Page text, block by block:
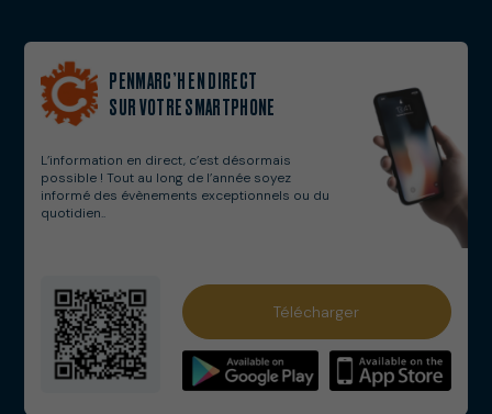
PENMARC’H EN DIRECT
SUR VOTRE SMARTPHONE
L’information en direct, c’est désormais
possible ! Tout au long de l’année soyez
informé des évènements exceptionnels ou du
quotidien..
Télécharger